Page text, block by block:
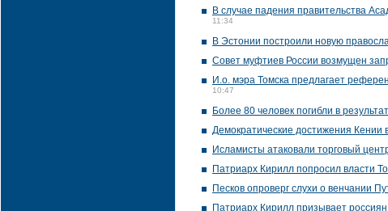
В случае падения правительства
11:34
В Эстонии построили новую
Совет муфтиев России возмущен
И.о. мэра Томска предлагает
10:47
Более 80 человек погибли в
Демократические достижения Кении
Исламисты атаковали торговый
Патриарх Кирилл попросил власти
Песков опроверг слухи о венчании
Патриарх Кирилл призывает